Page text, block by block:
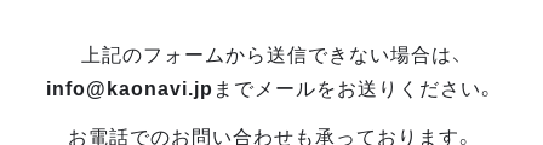
上記のフォームから送信できない場合は、
info@kaonavi.jp までメールをお送りください。
お電話でのお問い合わせも承っております。